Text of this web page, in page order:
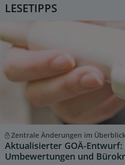
LESETIPPS
Zentrale Änderungen im
Aktualisierter GOÄ-Entwurf:
Umbewertungen und